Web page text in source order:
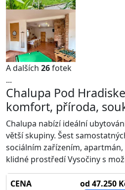
A dalších 26fotek
...
Chalupa Pod
komfort, příroda,
Chalupa nabízí ideální
větší skupiny. Šest
sociálním zařízením,
klidné prostředí Vysočiny s
CENA od 47.250